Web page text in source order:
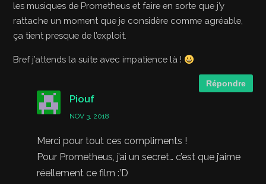
les musiques de Prometheus et faire en sorte que j’y
rattache un moment que je considère comme agréable,
ça tient presque de l’exploit.
Bref j’attends la suite avec impatience là !
Répondre
Piouf
NOV 3, 2018
Merci pour tout ces compliments !
Pour Prometheus, j’ai un secret… c’est que j’aime
réellement ce film :’D